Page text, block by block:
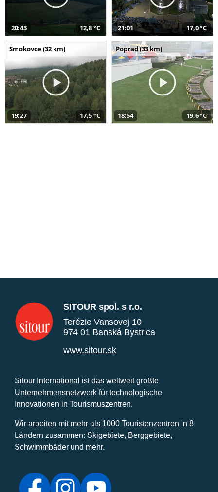
20:43 12,8 °C 21:01 17,0 °C
Smokovce (32 km)
19:27 17,5 °C
Poprad (33 km)
18:54 19,6 °C
SITOUR spol. s r.o.
Terézie Vansovej 10
974 01 Banská Bystrica
www.sitour.sk
Sitour International ist das weltweit größte
Unternehmensnetzwerk für technologische
Innovationen in Tourismuszentren.
Wir arbeiten mit mehr als 1000 Touristenzentren in 8
Ländern zusammen: Skigebiete, Berggebiete,
Schwimmbäder und mehr.